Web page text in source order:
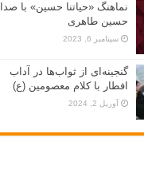
نماهنگ «حياتنا حسين» با
حسین طاهری
سپتامبر 6, 2023
گنجینه‌ای از ثواب‌ها در آداب
افطار با کلام معصومین (ع)
آوریل 2, 2024